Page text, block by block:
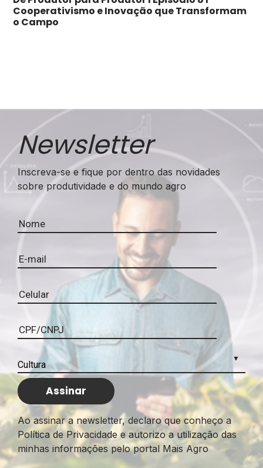
Cooperativismo e Inovação que Transformam
o Campo
Newsletter
Inscreva-se e fique por dentro das novidades
sobre produtividade e do mundo agro
Ao assinar a newsletter, declaro que conheço a
Política de Privacidade e autorizo a utilização das
minhas informações pelo portal Mais Agro